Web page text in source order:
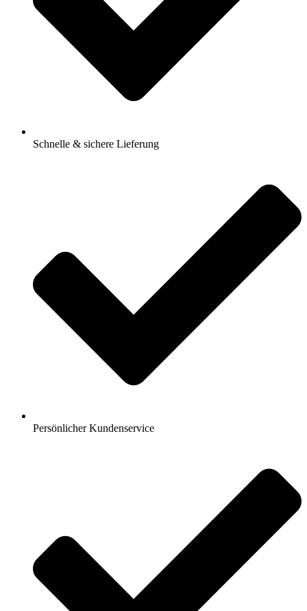
Schnelle & sichere Lieferung
Persönlicher Kundenservice